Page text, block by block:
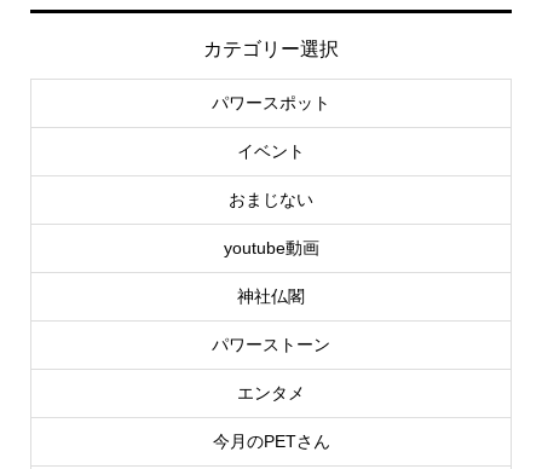
カテゴリー選択
パワースポット
イベント
おまじない
youtube動画
神社仏閣
パワーストーン
エンタメ
今月のPETさん